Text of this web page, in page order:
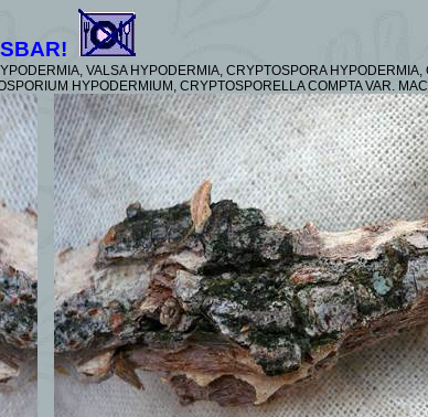
VALSA HYPODERMIA, CRYPTOSPORA
HYPODERMIUM, CRYPTOSPORELLA COMPTA VAR.